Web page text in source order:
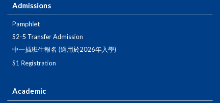
Admissions
Pamphlet
S2-5 Transfer Admission
中一插班生報名 (適用於2026年入學)
S1 Registration
Academic